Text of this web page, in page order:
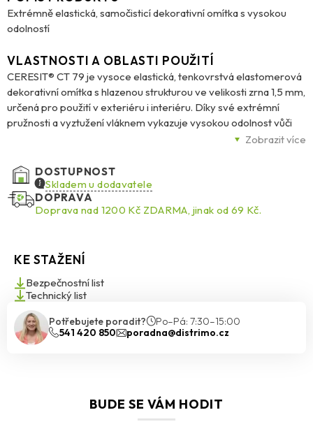
Extrémně elastická, samočisticí dekorativní omítka s vysokou
odolností
Zobrazit více
VLASTNOSTI A OBLASTI POUŽITÍ
CERESIT® CT 79 je vysoce elastická, tenkovrstvá elastomerová
dekorativní omítka s hlazenou strukturou ve velikosti zrna 1,5 mm,
určená pro použití v exteriéru i interiéru. Díky své extrémní
pružnosti a vyztužení vláknem vykazuje vysokou odolnost vůči
mechanickému poškození a povětrnostním vlivům, což ji činí
garážové vjezdy či parkoviště. Omítka je samočisticí, má nízkou
nasákavost a vysokou paropropustnost, a zároveň je
stálobarevná i v tmavých odstínech. Poskytuje účinnou ochranu
proti biologickému napadení houbami, řasami a plísněmi. Lze ji
paletě Ceresit Colours of Nature®, včetně intenzivních odstínů.
DOSTUPNOST
Skladem u dodavatele
DOPRAVA
Doprava nad 1200 Kč ZDARMA, jinak od 69 Kč.
KE STAŽENÍ
Bezpečnostní list
Technický list
Potřebujete poradit?
Po–Pá: 7:30–15:00
541 420 850
poradna@distrimo.cz
BUDE SE VÁM HODIT